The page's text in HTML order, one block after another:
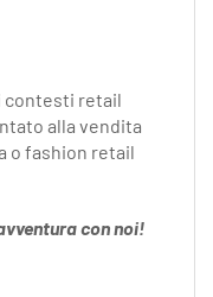
contesti retail
alla vendita
o fashion retail
con noi!